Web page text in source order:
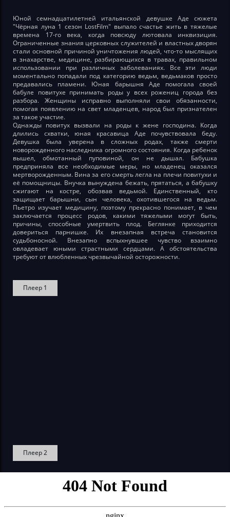
Юной семнадцатилетней итальянской девушке Аде сюжета
"Чёрная луна 1 сезон LostFilm" выпало счастье жить в тяжелые
времена 17-го века, когда повсюду лютовала инквизиция.
Ограниченные знания церковных служителей и властных дворян
стали основной причиной уничтожения людей, что-то мыслящих
в знахарстве, медицине, разбирающихся в травах, правильном
использовании при различных заболеваниях. Все эти люди
моментально попадали под категорию ведьм, ведьмаков просто
предавались пламени. Юная барышня Аде помогала своей
бабуле повитухе принимать роды у всех рожениц города без
разбора. Женщины исправно выполняли свои обязанности,
помогая появлению на свет младенцев, народ был признателен
за такое участие.
Однажды повитух вызвали на роды к жене господина. Когда
длились схватки, юная красавица Аде почувствовала беду.
Девушка была уверена в сложных родах, также смерти
новорожденного наследника огромного состояния. Когда ребенок
вышел, обмотанный пуповиной, он не дышал. Бабушка
предприняла все необходимые меры, но младенец оказался
мертворожденным. Вина за его смерть легла на плечи повитухи и
её помощницы. Внучка вынуждена бежать, прятаться, а бабушку
сжигают на костре, обозвав ведьмой. Единственный, кто
защищает барышни, сын человека, охотившегося на ведьм.
Пьетро изучает медицину, поэтому прекрасно понимает, в чем
заключается процесс родов, какими тяжелыми могут быть,
причины, способные умертвить плод. Беглянке приходится
довериться парнишке. Их внезапная встреча становится
судьбоносной. Внезапно вспыхнувшее чувство взаимно
овладевает юными страстными сердцами. А обстоятельства
требуют от влюбленных чрезвычайной осторожности.
Плеер 1
Плеер 2